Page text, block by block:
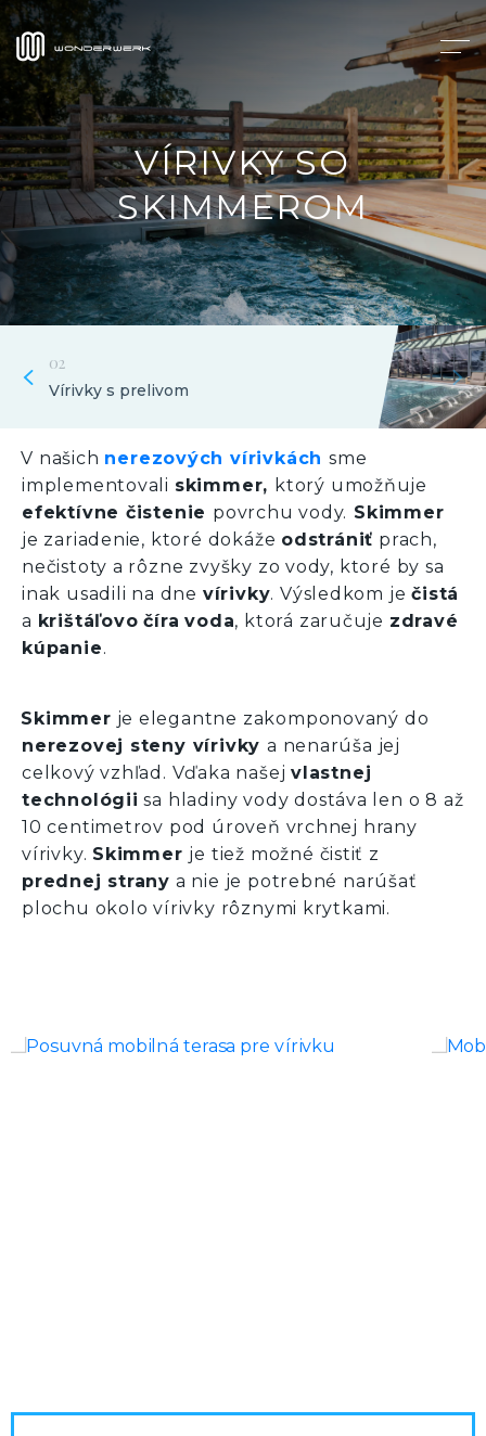
VÍRIVKY SO
SKIMMEROM
02
Vírivky s prelivom
V našich nerezových vírivkách sme
implementovali skimmer, ktorý umožňuje
efektívne čistenie povrchu vody. Skimmer
je zariadenie, ktoré dokáže odstrániť prach,
nečistoty a rôzne zvyšky zo vody, ktoré by sa
inak usadili na dne vírivky. Výsledkom ječistá
a krištáľovo číra voda, ktorá zaručuje zdravé
kúpanie.
Skimmer je elegantne zakomponovaný do
nerezovej steny vírivky a nenarúša jej
celkový vzhľad. Vďaka našejvlastnej
technológii sa hladiny vody dostáva len o 8 až
10 centimetrov pod úroveň vrchnej hrany
vírivky. Skimmer je tiež možné čistiť z
prednej strany a nie je potrebné narúšať
plochu okolo vírivky rôznymi krytkami.